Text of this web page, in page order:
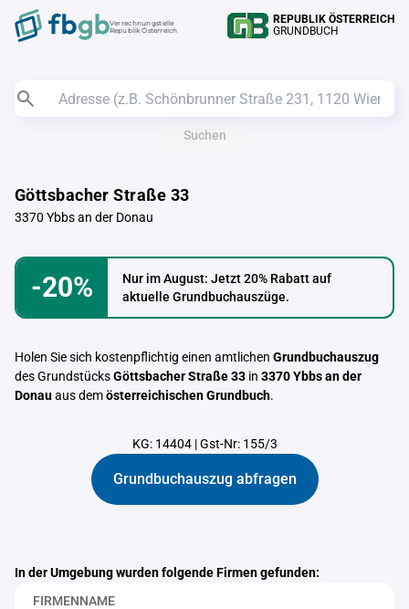
Verrechnungstelle
Republik Österreich
REPUBLIK ÖSTERREICH
GRUNDBUCH
Suchen
Göttsbacher Straße 33
3370 Ybbs an der Donau
-20%
Nur im August: Jetzt 20% Rabatt auf
aktuelle Grundbuchauszüge.
Holen Sie sich kostenpflichtig einen amtlichen Grundbuchauszug
des GrundstücksGöttsbacher Straße 33 in 3370 Ybbs an der
Donauaus demösterreichischen Grundbuch.
KG: 14404|Gst-Nr: 155/3
Grundbuchauszug abfragen
In der Umgebung wurden folgende Firmen gefunden:
FIRMENNAME